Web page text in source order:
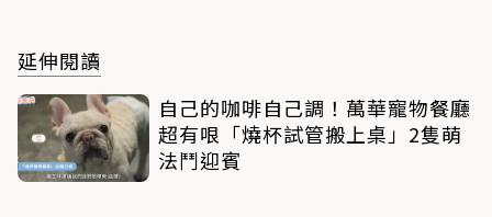
延伸閱讀
自己的咖啡自己調！萬華寵物餐廳
超有哏「燒杯試管搬上桌」2隻萌
法鬥迎賓